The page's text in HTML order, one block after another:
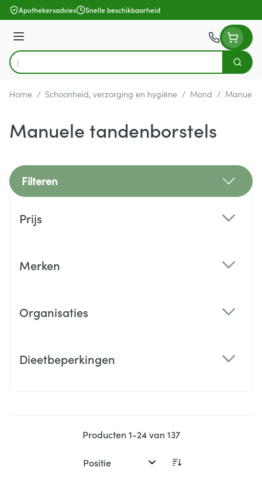
Ga naar de inhoud
Apothekersadvies Snelle beschikbaarheid
Menu
Product, merk, categorie...
Zoek
Home / Schoonheid, verzorging en hygiëne / Mond / Manuele
Manuele tandenborstels
Filteren
Prijs
Merken
Organisaties
Dieetbeperkingen
Producten1-24van137
Sorteer op: